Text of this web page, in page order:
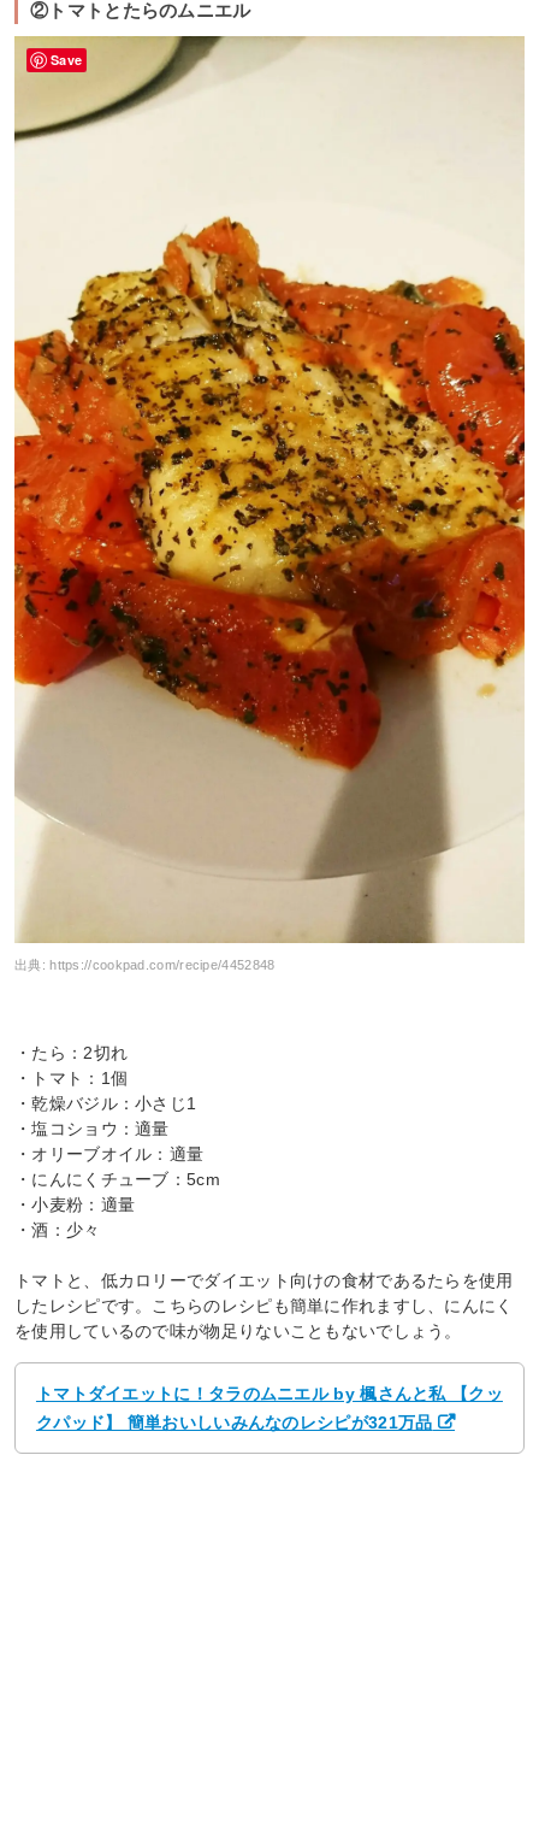
②トマトとたらのムニエル
出典: https://cookpad.com/recipe/4452848
・たら：2切れ
・トマト：1個
・乾燥バジル：小さじ1
・塩コショウ：適量
・オリーブオイル：適量
・にんにくチューブ：5cm
・小麦粉：適量
・酒：少々
トマトと、低カロリーでダイエット向けの食材であるたらを使用
したレシピです。こちらのレシピも簡単に作れますし、にんにく
を使用しているので味が物足りないこともないでしょう。
トマトダイエットに！タラのムニエル by 楓さんと私 【クッ
クパッド】 簡単おいしいみんなのレシピが321万品
Save